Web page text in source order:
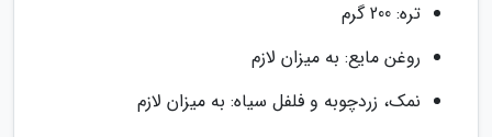
تره: 200 گرم
روغن مایع: به میزان لازم
نمک، زردچوبه و فلفل سیاه: به میزان لازم